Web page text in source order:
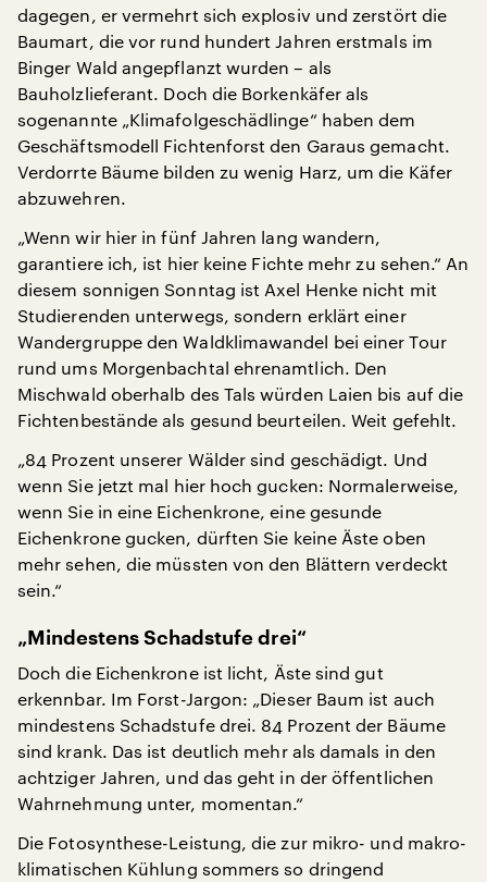
dagegen, er vermehrt sich explosiv und zerstört die
Baumart, die vor rund hundert Jahren erstmals im
Binger Wald angepflanzt wurden – als
Bauholzlieferant. Doch die Borkenkäfer als
sogenannte „Klimafolgeschädlinge“ haben dem
Geschäftsmodell Fichtenforst den Garaus gemacht.
Verdorrte Bäume bilden zu wenig Harz, um die Käfer
abzuwehren.
„Wenn wir hier in fünf Jahren lang wandern,
garantiere ich, ist hier keine Fichte mehr zu sehen.“ An
diesem sonnigen Sonntag ist Axel Henke nicht mit
Studierenden unterwegs, sondern erklärt einer
Wandergruppe den Waldklimawandel bei einer Tour
rund ums Morgenbachtal ehrenamtlich. Den
Mischwald oberhalb des Tals würden Laien bis auf die
Fichtenbestände als gesund beurteilen. Weit gefehlt.
„84 Prozent unserer Wälder sind geschädigt. Und
wenn Sie jetzt mal hier hoch gucken: Normalerweise,
wenn Sie in eine Eichenkrone, eine gesunde
Eichenkrone gucken, dürften Sie keine Äste oben
mehr sehen, die müssten von den Blättern verdeckt
sein.“
„Mindestens Schadstufe drei“
Doch die Eichenkrone ist licht, Äste sind gut
erkennbar. Im Forst-Jargon: „Dieser Baum ist auch
mindestens Schadstufe drei. 84 Prozent der Bäume
sind krank. Das ist deutlich mehr als damals in den
achtziger Jahren, und das geht in der öffentlichen
Wahrnehmung unter, momentan.“
Die Fotosynthese-Leistung, die zur mikro- und makro-
klimatischen Kühlung sommers so dringend